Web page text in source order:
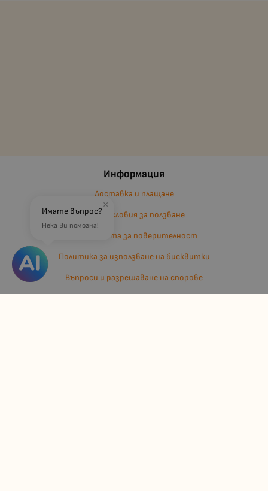
Информация
Доставка и плащане
Общи условия за ползване
Политиката за поверителност
Политика за използване на бисквитки
Въпроси и разрешаване на спорове
×
Имате въпрос?
Нека Ви помогна!